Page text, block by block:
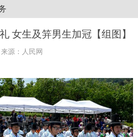
华人 汽车
彩票 食品
信息化 数据
军事 无人机
女生及笄男生加冠【组图】
来源：人民网